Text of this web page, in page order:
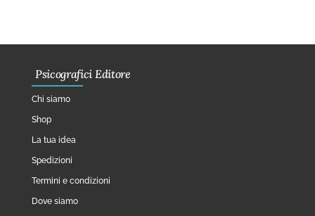
Psicografici Editore
Chi siamo
Shop
La tua idea
Spedizioni
Termini e condizioni
Dove siamo